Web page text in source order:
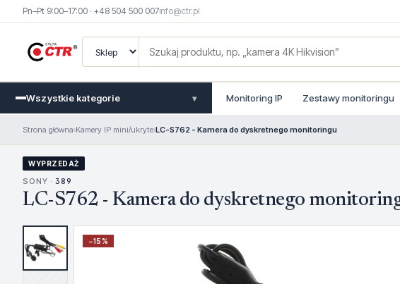
Pn–Pt 9:00–17:00 · +48 504 500 007info@ctr.pl
Wszystkie kategorie ▾ Monitoring IP Zestawy monitoringu
Strona główna›Kamery IP mini/ukryte›LC-S762 - Kamera do dyskretnego monitoringu
WYPRZEDAŻ
SONY · 389
LC-S762 - Kamera do dyskretnego
−15%